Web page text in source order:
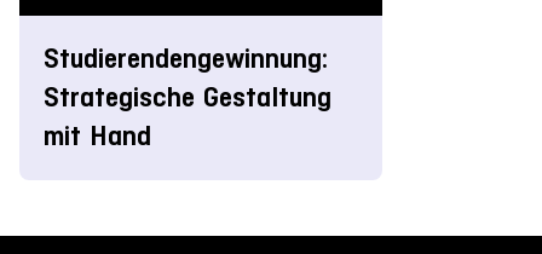
Studierendengewinnung:
Strategische Gestaltung
mit Hand